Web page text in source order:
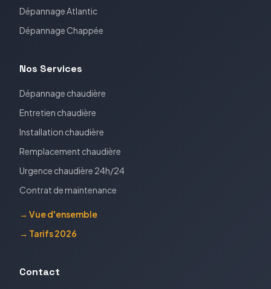
DépannageAtlantic
Dépannage Chappée
Nos Services
Dépannage chaudière
Entretien chaudière
Installation chaudière
Remplacement chaudière
Urgence chaudière 24h/24
Contrat de maintenance
→ Vue d'ensemble
→ Tarifs 2026
Contact